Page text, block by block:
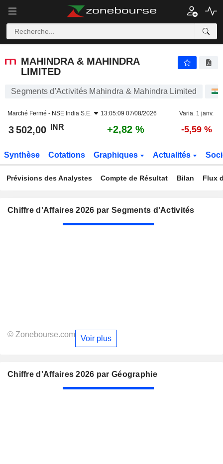
MAHINDRA & MAHINDRA
LIMITED
Segments d'Activités Mahindra & Mahindra Limited
Marché Fermé - NSE India S.E. 13:05:09 07/08/2026 Varia. 1 janv.
3 502,00 INR +2,82 % -5,59 %
Synthèse Cotations Graphiques Actualités
Prévisions des Analystes Compte de Résultat Bilan Flux
Chiffre d'Affaires 2026 par Segments d'Activités
© Zonebourse.com Voir plus
Chiffre d'Affaires 2026 par Géographie